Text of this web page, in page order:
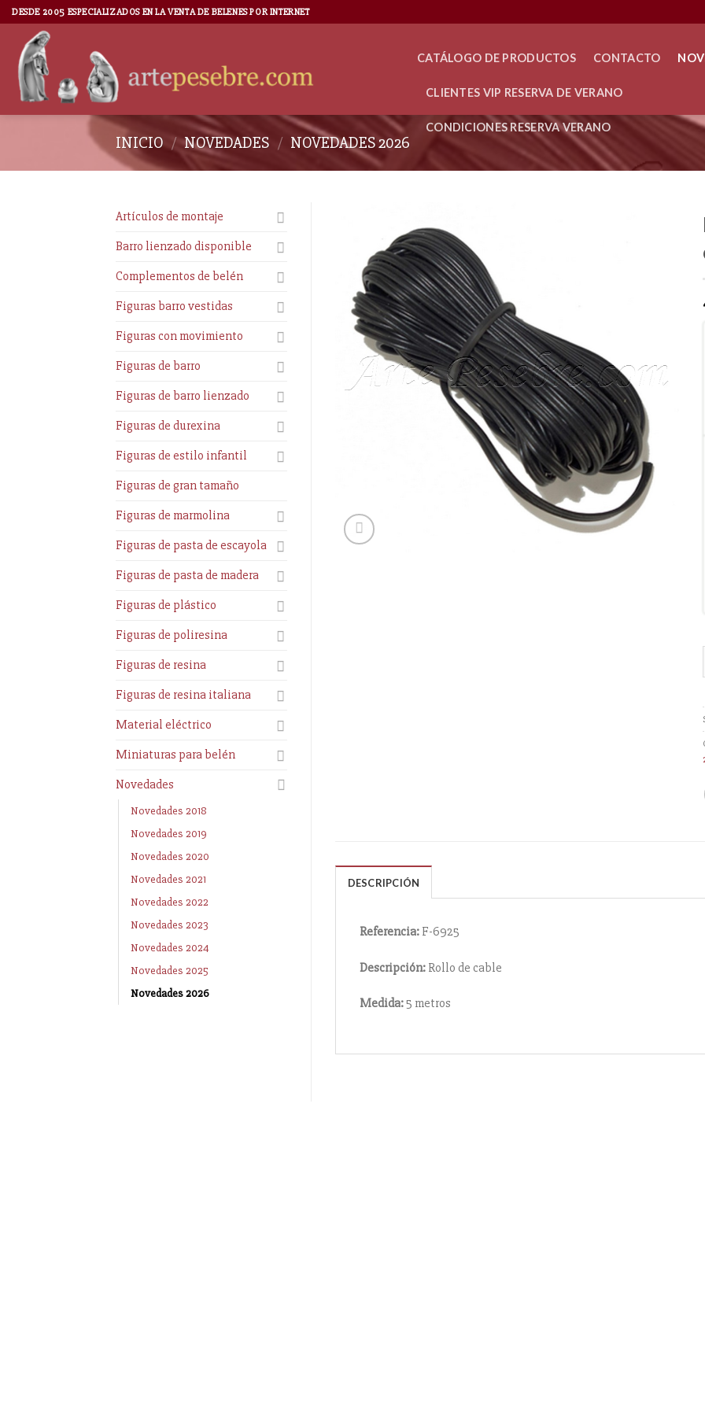
DESDE 2005 ESPECIALIZADOS EN LA VENTA DE BELENES POR INTERNET
CATÁLOGO DE PRODUCTOS CONTACTO
CLIENTES VIP RESERVA DE VERANO
CONDICIONES RESERVA VERANO
INICIO / NOVEDADES / NOVEDADES 2026
Artículos de montaje
Barro lienzado disponible
Complementos de belén
Figuras barro vestidas
Figuras con movimiento
Figuras de barro
Figuras de barro lienzado
Figuras de durexina
Figuras de estilo infantil
Figuras de gran tamaño
Figuras de marmolina
Figuras de pasta de escayola
Figuras de pasta de madera
Figuras de plástico
Figuras de poliresina
Figuras de resina
Figuras de resina italiana
Material eléctrico
Miniaturas para belén
Novedades
Novedades 2018
Novedades 2019
Novedades 2020
Novedades 2021
Novedades 2022
Novedades 2023
Novedades 2024
Novedades 2025
Novedades 2026
DESCRIPCIÓN
Referencia:F-6925
Descripción:Rollo de cable
Medida:5 metros